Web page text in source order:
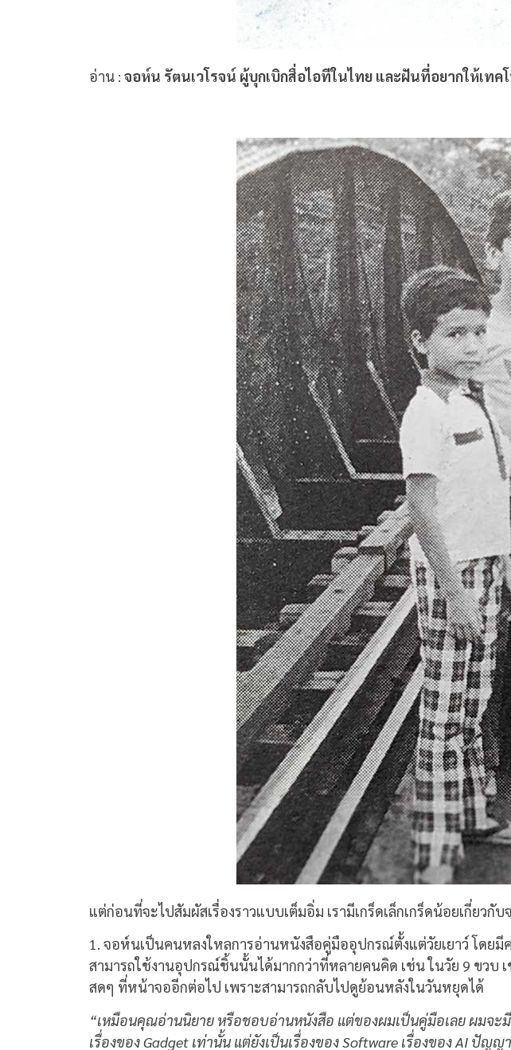
อ่าน : จอห์น รัตนเวโรจน์ ผู้บุกเบิกสื่อไอทีในไทย และฝันที่อยากให้เทค
แต่ก่อนที่จะไปสัมผัสเรื่องราวแบบเต็มอิ่ม เรามีเกร็ดเล็กเกร็ดน้อยเกี่ยวกั
1. จอห์นเป็นคนหลงใหลการอ่านหนังสือคู่มืออุปกรณ์ตั้งแต่วัยเยาว์ โดย
สามารถใช้งานอุปกรณ์ชิ้นนั้นได้มากกว่าที่หลายคนคิด เช่น ในวัย 9 ขวบ
สดๆ ที่หน้าจออีกต่อไป เพราะสามารถกลับไปดูย้อนหลังในวันหยุดได้
“เหมือนคุณอ่านนิยาย หรือชอบอ่านหนังสือ แต่ของผมเป็นคู่มือเลย ผมจะ
เรื่องของGadget เท่านั้น แต่ยังเป็นเรื่องของSoftware เรื่องของAI ปัญญ